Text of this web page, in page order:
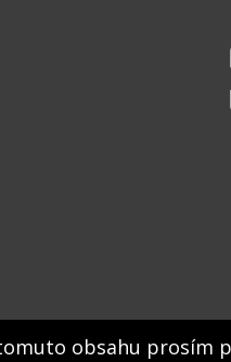
obsahu prosím